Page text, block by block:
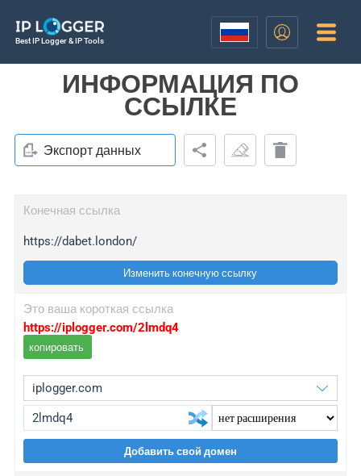
Best IP Logger & IP Tools
ИНФОРМАЦИЯ ПО
ССЫЛКЕ
Экспорт данных
Конечная ссылка
https://dabet.london/
Изменить конечную ссылку
Это ваша короткая ссылка
https://iplogger.com/2lmdq4
копировать
Добавить свой домен